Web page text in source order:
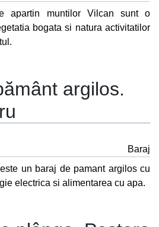
apartin muntilor Vilcan sunt o
bogata si natura activitatilor
argilos.
Baraj
un baraj de pamant argilos cu
electrica si alimentarea cu apa.